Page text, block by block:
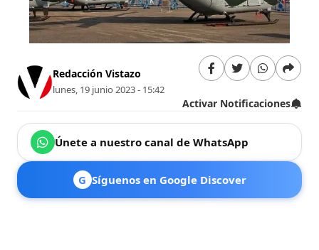
Redacción Vistazo
lunes, 19 junio 2023 - 15:42
Activar Notificaciones
Únete a nuestro canal de WhatsApp
G Síguenos en Google Discover